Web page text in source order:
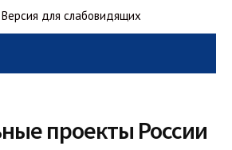
Версия для слабовидящих
проекты России